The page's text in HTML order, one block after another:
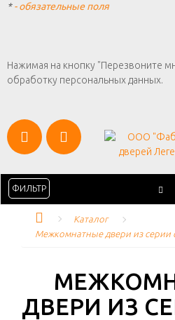
*- обязательные поля
Нажимая на кнопку "Перезвоните
обработку персональных данных.
ФИЛЬТР
Каталог
Межкомнатные двери из серии
ДВЕРИ ИЗ